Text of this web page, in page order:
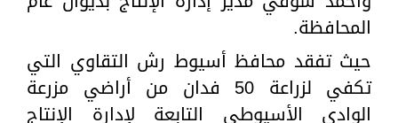
المحافظة.
حيث تفقد محافظ أسيوط رش التقاوي التي
تكفي لزراعة 50 فدان من أراضي مزرعة
الوادي الأسيوطي التابعة لإدارة الإنتاج